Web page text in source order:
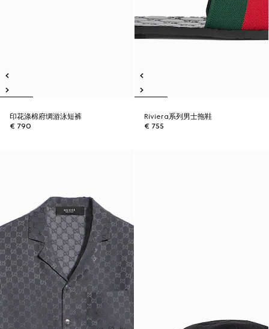
印花涤棉府绸游泳短裤
€ 790
Riviera系列男士拖鞋
€ 755